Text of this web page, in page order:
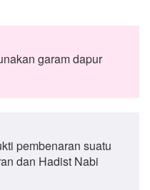
garam dapur
pembenaran suatu
dan Hadist Nabi